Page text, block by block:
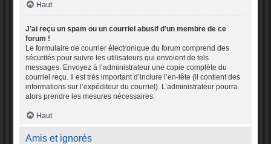
Haut
J’ai reçu un spam ou un courriel abusif d’un membre de ce
forum !
Le formulaire de courrier électronique du forum comprend des
sécurités pour suivre les utilisateurs qui envoient de tels
messages. Envoyez à l’administrateur une copie complète du
courriel reçu. Il est très important d’inclure l’en-tête (il contient des
informations sur l’expéditeur du courriel). L’administrateur pourra
alors prendre les mesures nécessaires.
Haut
Amis et ignorés